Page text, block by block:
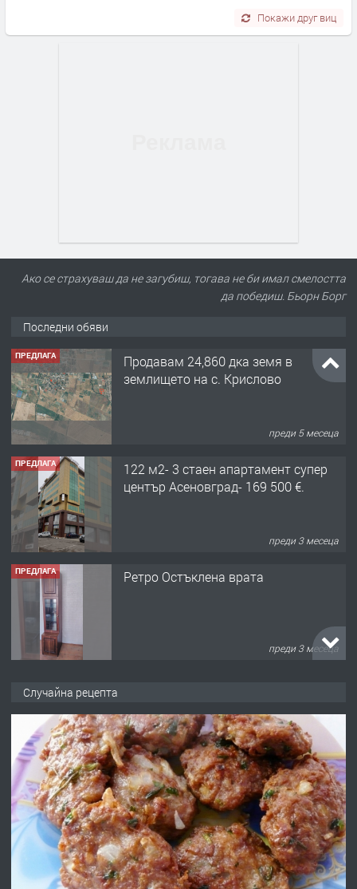
Покажи друг виц
Ако се страхуваш да не загубиш, тогава не би имал смелостта
да победиш. Бьорн Борг
Последни обяви
ПРЕДЛАГА
Продавам 24,860 дка земя в
землището на с. Крислово
преди 5 месеца
ПРЕДЛАГА
122 м2- 3 стаен апартамент супер
център Асеновград- 169 500 €.
преди 3 месеца
ПРЕДЛАГА Ретро Остъклена врата
преди 3 месеца
преди 10 месеца
ПРЕДЛАГА
Професионална броячна машина -
със сертификат от ЕЦБ
преди 1 година
Случайна рецепта